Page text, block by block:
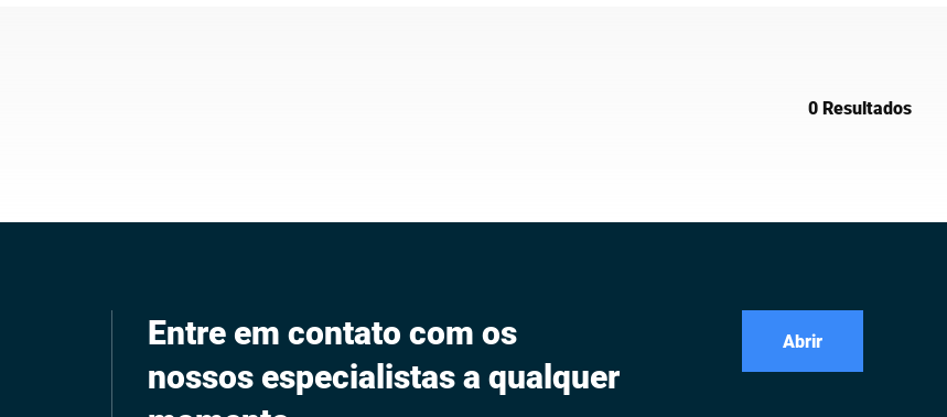
0 Resultados
Entre em contato com os
nossos especialistas a qualquer
Abrir